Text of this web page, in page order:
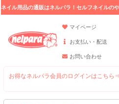
ネイル用品の通販はネルパラ！セルフネイルの
マイページ
お支払い・配送
お問い合わせ
お得なネルパラ会員のログインはこちら